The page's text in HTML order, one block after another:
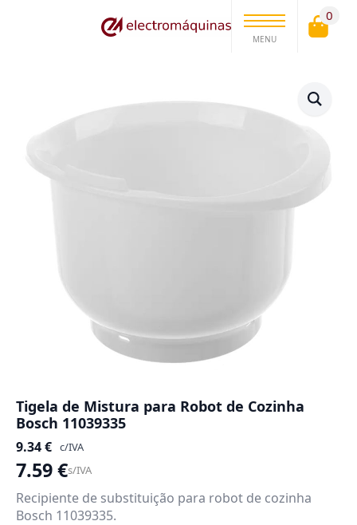
MENU
0
Tigela de Mistura para Robot de Cozinha
Bosch 11039335
9.34€ c/IVA
7.59€s/IVA
Recipiente de substituição para robot de cozinha
Bosch 11039335.